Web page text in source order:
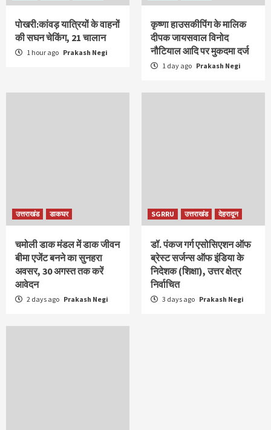
पोखरी:कांवड़ यात्रियों के वाहनों
की सघन चेकिंग, 21 चालान
1 hour ago Prakash Negi
कृष्णा हाउसकीपिंग के मालिक
दीपक जायसवाल विनोद
नौटियाल आदि पर मुकदमा दर्ज
1 day ago Prakash Negi
उत्तराखंड डाकघर
चमोली डाक मंडल में डाक जीवन
बीमा एजेंट बनने का सुनहरा
अवसर, 30 अगस्त तक करें
आवेदन
2 days ago Prakash Negi
SGRRU उत्तराखंड देहरादून
डॉ. पंकज गर्ग एसोसिएशन ऑफ
ब्रेस्ट सर्जन्स ऑफ इंडिया के
निदेशक (शिक्षा), उत्तर क्षेत्र
निर्वाचित
3 days ago Prakash Negi